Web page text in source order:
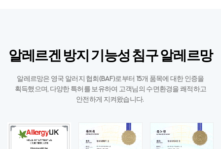
알레르겐 방지 기능성 침구 알레르망
알레르망은 영국 알러지 협회(BAF)로부터 15개 품목에 대한 인증을
획득했으며, 다양한 특허를 보유하여 고객님의 수면환경을 쾌적하고
안전하게 지켜왔습니다. ​